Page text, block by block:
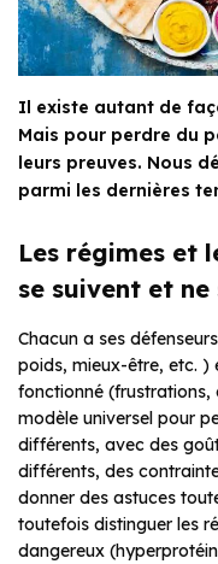
Il existe autant de
Mais pour perdre du
leurs preuves. Nous
parmi les dernières
Les régimes et
se suivent et ne
Chacun a ses
poids, mieux-être, etc. )
fonctionné (frustrations,
modèle universel pour
différents, avec des
différents, des
donner des astuces
toutefois distinguer les
dangereux